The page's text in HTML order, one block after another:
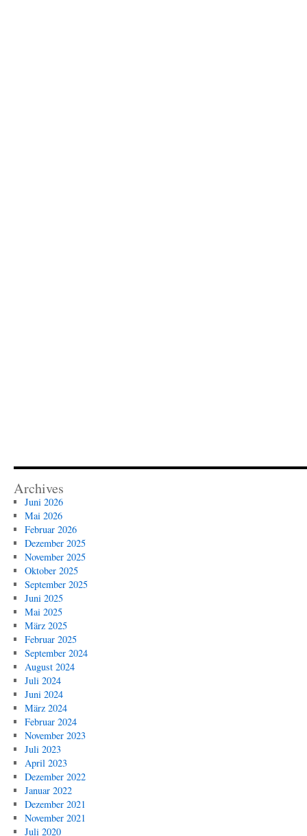
Archives
Juni 2026
Mai 2026
Februar 2026
Dezember 2025
November 2025
Oktober 2025
September 2025
Juni 2025
Mai 2025
März 2025
Februar 2025
September 2024
August 2024
Juli 2024
Juni 2024
März 2024
Februar 2024
November 2023
Juli 2023
April 2023
Dezember 2022
Januar 2022
Dezember 2021
November 2021
Juli 2020